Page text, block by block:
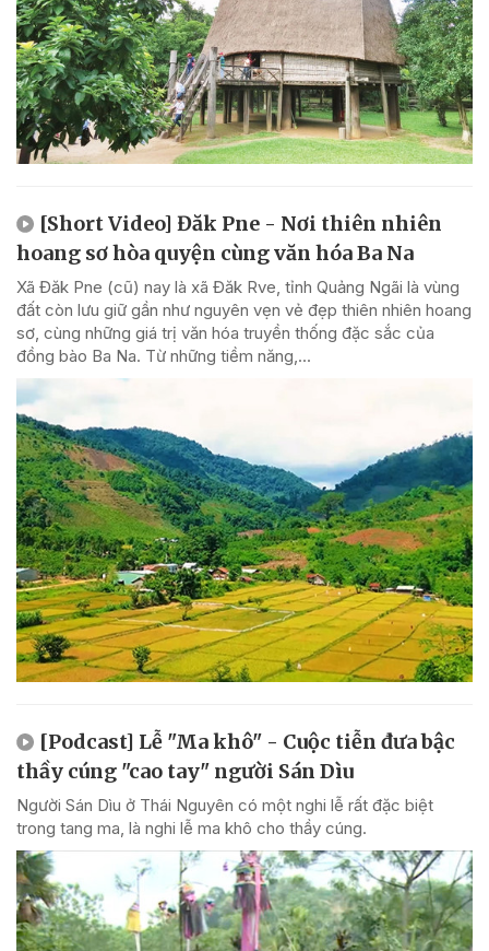
[Short Video] Đăk Pne - Nơi thiên nhiên
hoang sơ hòa quyện cùng văn hóa Ba Na
Xã Đăk Pne (cũ) nay là xã Đăk Rve, tỉnh Quảng Ngãi là vùng
đất còn lưu giữ gần như nguyên vẹn vẻ đẹp thiên nhiên hoang
sơ, cùng những giá trị văn hóa truyền thống đặc sắc của
đồng bào Ba Na. Từ những tiềm năng,...
[Podcast] Lễ "Ma khô" - Cuộc tiễn đưa bậc
thầy cúng "cao tay" người Sán Dìu
Người Sán Dìu ở Thái Nguyên có một nghi lễ rất đặc biệt
trong tang ma, là nghi lễ ma khô cho thầy cúng.